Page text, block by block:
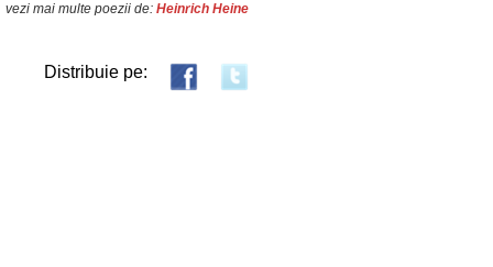
vezi mai multe poezii de: Heinrich Heine
Distribuie pe: